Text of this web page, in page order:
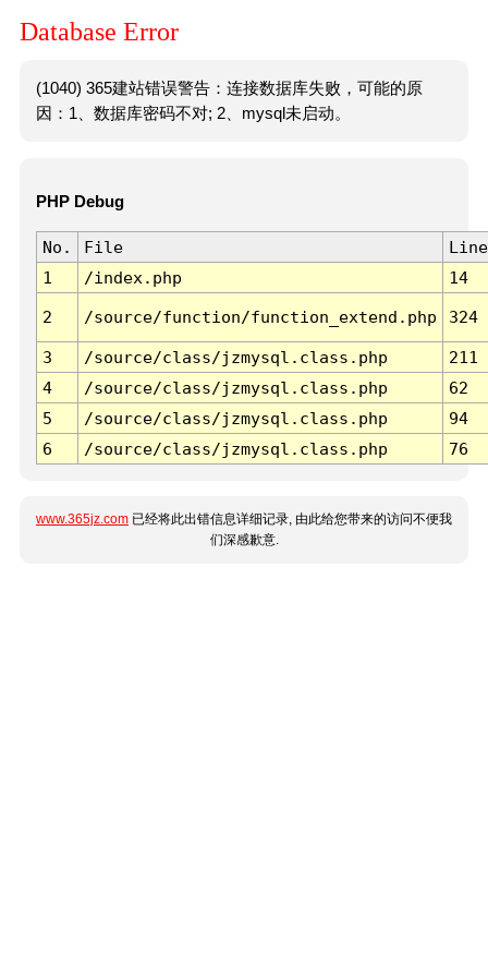
Database Error
(1040) 365建站错误警告：连接数据库失败，可能的原
因：1、数据库密码不对; 2、mysql未启动。
PHP Debug
No. File
Line
1
/index.php 14
2 /source/function/function_extend.php 324
3 /source/class/jzmysql.class.php
211
4
/source/class/jzmysql.class.php
62
5
/source/class/jzmysql.class.php
94
6
/source/class/jzmysql.class.php 76
www.365jz.com 已经将此出错信息详细记录, 由此给您带来的访问不便我
们深感歉意.